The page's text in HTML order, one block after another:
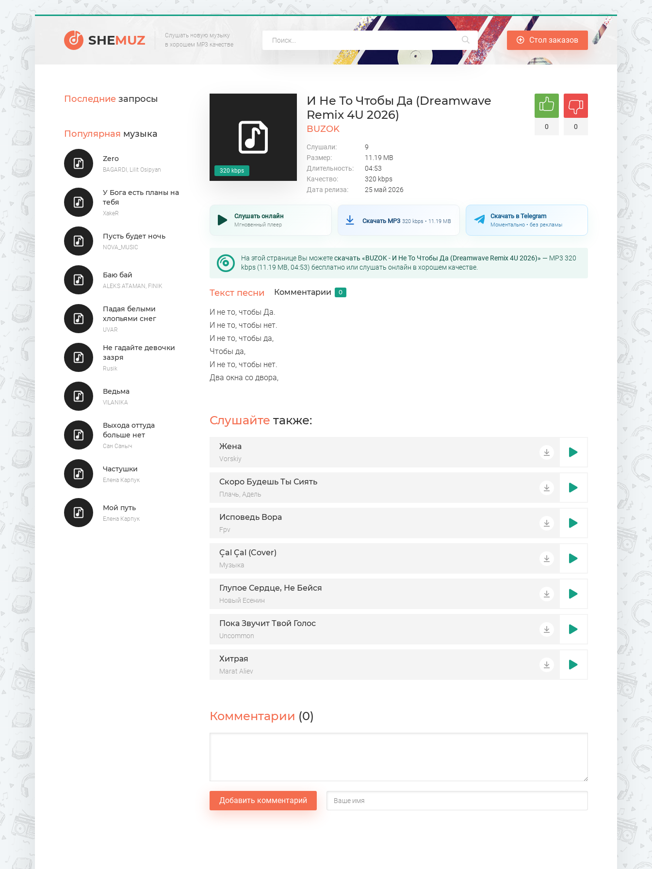
SHEMUZ
Слушать новую музыку
в хорошем MP3 качестве
Стол заказов
Последние запросы
Популярная музыка
Zero
BAGARDI, Lilit Osipyan
У Бога есть планы на
тебя
XakeR
Пусть будет ночь
NOVA_MUSIC
Баю бай
ALEKS ATAMAN, FINIK
Падая белыми
хлопьями снег
UVAR
Не гадайте девочки
зазря
Rusik
Ведьма
VILANIKA
Выхода оттуда
больше нет
Сан Саныч
Частушки
Елена Карпук
Мой путь
Елена Карпук
320 kbps
И Не То Чтобы Да (Dreamwave
Remix 4U 2026)
BUZOK
Слушали:
9
Размер:
11.19 MB
Длительность:
04:53
Качество:
320 kbps
Дата релиза:
25 май 2026
0 0
Слушать онлайн
Мгновенный плеер
Скачать MP3 320 kbps • 11.19 MB
Скачать в Telegram
Моментально • без рекламы
На этой странице Вы можетескачать «BUZOK - И Не То Чтобы Да (Dreamwave Remix 4U 2026)» — MP3 320
kbps (11.19 MB, 04:53) бесплатно или слушать онлайн в хорошем качестве.
Текст песни Комментарии 0
И не то, чтобы Да.
И не то, чтобы нет.
И не то, чтобы да,
Чтобы да,
И не то, чтобы нет.
Два окна со двора,
Слушайте также:
Жена
Vorskiy
Скоро Будешь Ты Сиять
Плачь, Адель
Исповедь Вора
Fpv
Çal Çal (Cover)
Музыка
Глупое Сердце, Не Бейся
Новый Есенин
Пока Звучит Твой Голос
Uncommon
Хитрая
Marat Aliev
Комментарии (0)
Добавить комментарий